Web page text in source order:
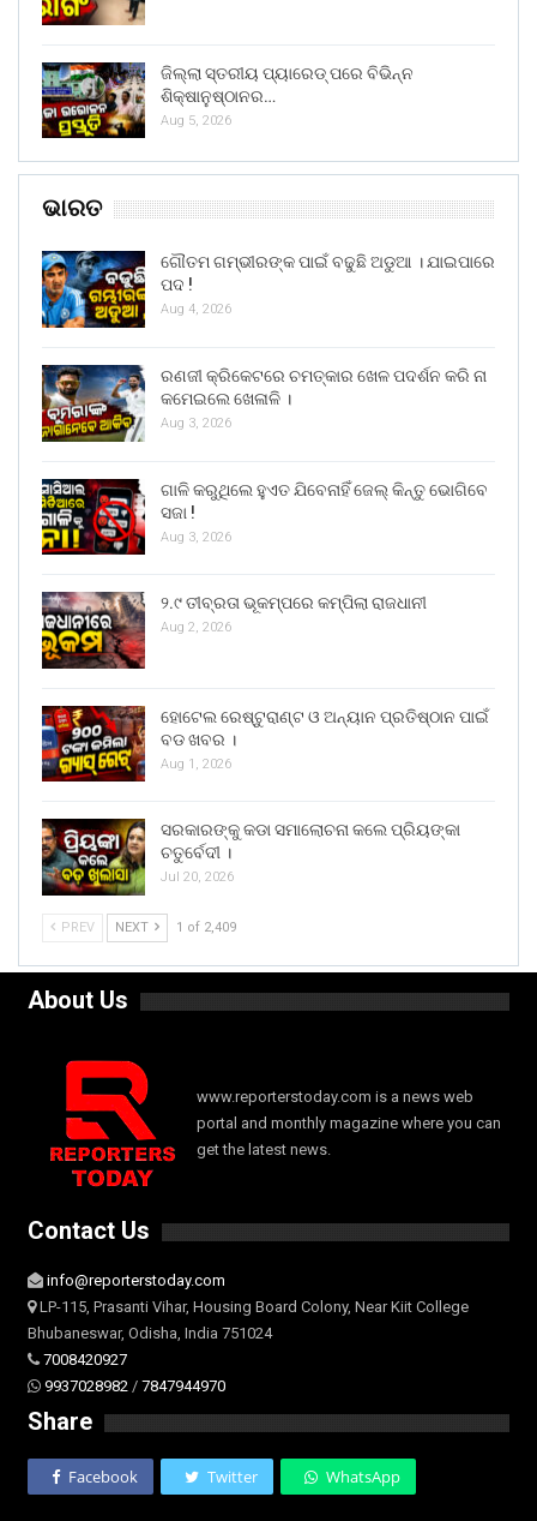
ଜିଲ୍ଲା ସ୍ତରୀୟ ପ୍ୟାରେଡ୍ ପରେ ବିଭିନ୍ନ
ଶିକ୍ଷାନୁଷ୍ଠାନର…
Aug 5, 2026
ଭାରତ
ଗୌତମ ଗମ୍ଭୀରଙ୍କ ପାଇଁ ବଢୁଛି ଅଡୁଆ । ଯାଇପାରେ
ପଦ !
Aug 4, 2026
ରଣଜୀ କ୍ରିକେଟରେ ଚମତ୍କାର ଖେଳ ପଦର୍ଶନ କରି ନା
କମେଇଲେ ଖେଳାଳି ।
Aug 3, 2026
ଗାଳି କରୁଥିଲେ ହୁଏତ ଯିବେନାହିଁ ଜେଲ୍ କିନ୍ତୁ ଭୋଗିବେ
ସଜା !
Aug 3, 2026
୨.୯ ତୀବ୍ରତା ଭୂକମ୍ପରେ କମ୍ପିଲା ରାଜଧାନୀ
Aug 2, 2026
ହୋଟେଲ ରେଷ୍ଟୁରାଣ୍ଟ ଓ ଅନ୍ୟାନ ପ୍ରତିଷ୍ଠାନ ପାଇଁ
ବଡ ଖବର ।
Aug 1, 2026
ସରକାରଙ୍କୁ କଡା ସମାଲୋଚନା କଲେ ପ୍ରିୟଙ୍କା
ଚତୁର୍ବେଦୀ ।
Jul 20, 2026
PREV NEXT 1 of 2,409
About Us
www.reporterstoday.com is a news web
portal and monthly magazine where you can
get the latest news.
Contact Us
info@reporterstoday.com
LP-115, Prasanti Vihar, Housing Board Colony, Near Kiit College
Bhubaneswar, Odisha, India 751024
7008420927
9937028982 / 7847944970
Share
Facebook Twitter WhatsApp